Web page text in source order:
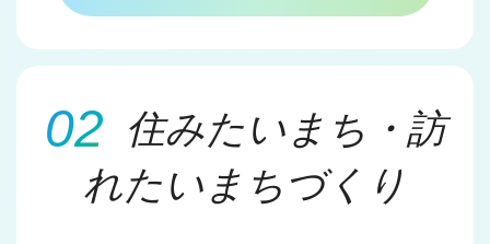
住みたいまち・訪
れたいまちづくり